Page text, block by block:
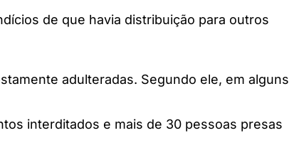
de que havia distribuição para outros
adulteradas. Segundo ele, em alguns
interditados e mais de 30 pessoas presas